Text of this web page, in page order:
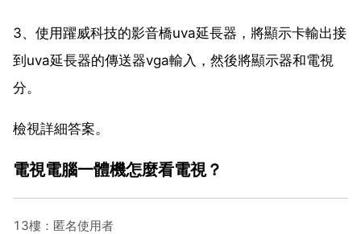
3、使用躍威科技的影音橋uva延長器，將顯示卡輸出接
到uva延長器的傳送器vga輸入，然後將顯示器和電視
分。
檢視詳細答案。
電視電腦一體機怎麼看電視？
13樓：匿名使用者